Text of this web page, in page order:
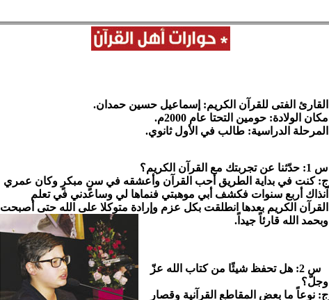
القارئ الفتى للقرآن الكريم: إسماعيل حسين حمدان.
مكان الولادة: حومين التحتا عام 2000م.
المرحلة الدراسية: طالب في الأول ثانوي.
س 1: حدّثنا عن تجربتك مع القرآن الكريم؟
ج: كنت في بداية الطريق أحب القرآن وأعشقه في سنٍ مبكرٍ وكان عمري
آنذاك أربع سنوات فكشف أبي موهبتي فنماها لي وساعدني في تعلم
القرآن الكريم بعدها انطلقت بكل عزم وإرادة متوكلا على الله حتى أصبحت
وبحمد الله قارئاً جيداً.
س 2: هل تحفظ شيئًا من كتاب الله عزّ
وجلّ؟
ج: نوعاً ما بعض المقاطع القرآنية وقصار